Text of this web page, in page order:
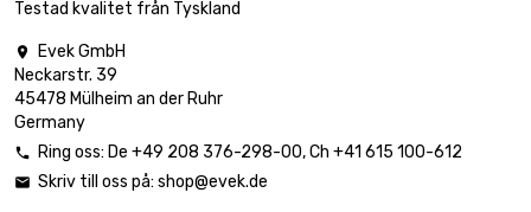
0.05mm
délka : 50 Meter
šířka : 20mm
Tloušťka / síla :
šířka : 20mm
Testad kvalitet från Tyskland

Evek GmbH
Neckarstr. 39
45478 Mülheim an der Ruhr
Germany
 Ring oss: De +49 208 376-298-00, Ch +41 615 100-612
 Skriv till oss på: shop@evek.de